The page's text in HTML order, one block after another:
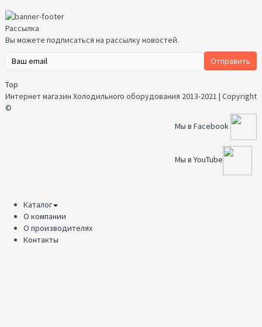
Рассылка
Вы можете подписаться на рассылку новостей.
Top
Интернет магазин Холодильного оборудования 2013-2021 | Copyright
©
Мы в Facebook
Мы в YouTube
Каталог
О компании
О производителях
Контакты